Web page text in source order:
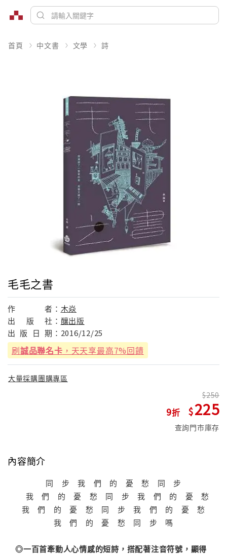
首頁 中文書 文學 詩
毛毛之書
作 者： 木焱
出
版 社： 釀出版
出 版 日 期： 2016/12/25
刷誠品聯名卡 ，天天享最高7%回饋
大量採購團購專區
9
250
225
查詢門市庫存
內容簡介
同 步 我 們 的 憂 愁 同 步
我 們 的 憂 愁 同 步 我 們 的 憂 愁
我 們 的 憂 愁 同 步 我 們 的 憂 愁
我 們 的 憂 愁 同 步 嗎
◎一百首牽動人心情感的短詩，搭配著注音符號，顯得